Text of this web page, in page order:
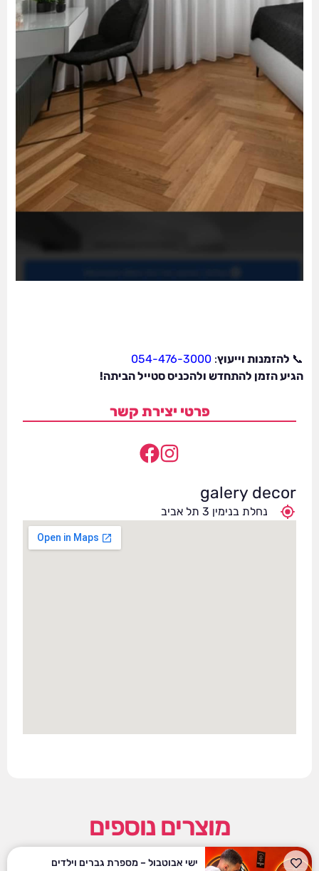
📞 להזמנות וייעוץ:
054-476-3000
הגיע הזמן להתחדש ולהכניס סטייל הביתה!
פרטי יצירת קשר
galery decor
נחלת בנימין 3 תל אביב
מוצרים נוספים
ישי אבוטבול – מספרת גברים וילדים